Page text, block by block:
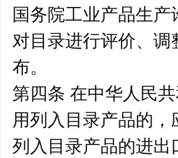
国务院工业产品生
对目录进行评价、
布。
第四条 在中华人民
用列入目录产品的
列入目录产品的进